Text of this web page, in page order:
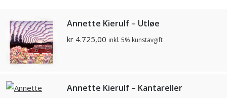
Annette Kierulf – Utløe
kr 4.725,00 inkl. 5% kunstavgift
Annette Kierulf – Kantareller